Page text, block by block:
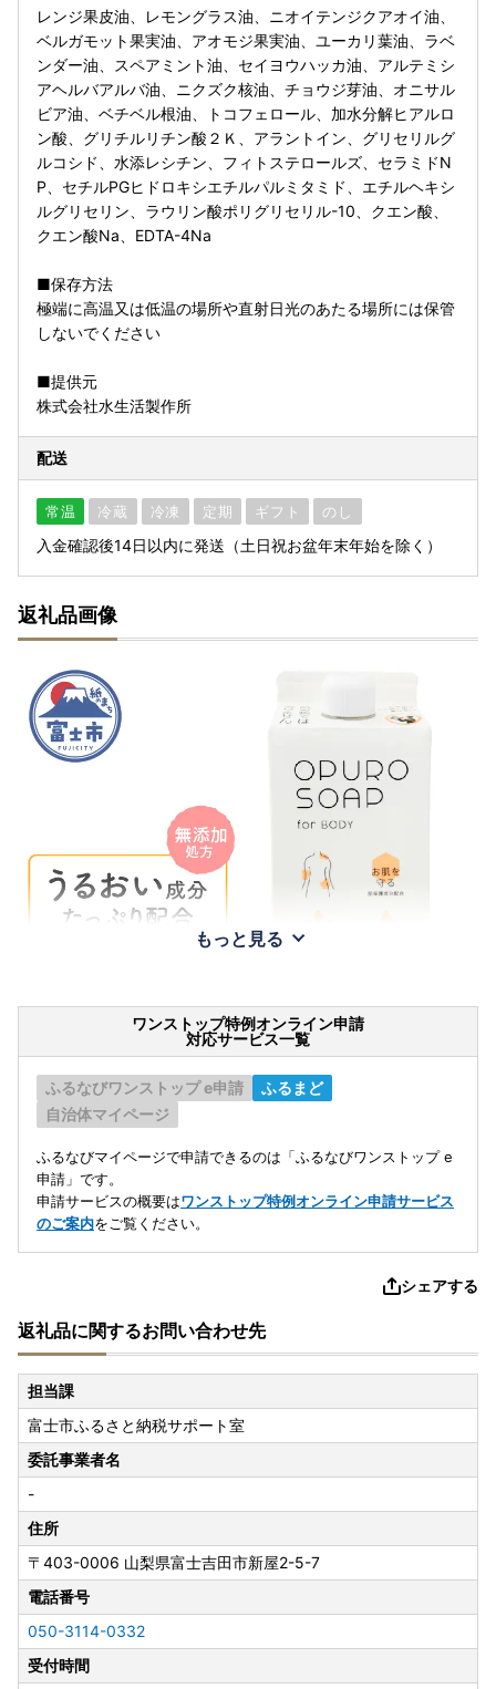
レンジ果皮油、レモングラス油、ニオイテンジクアオイ油、
ベルガモット果実油、アオモジ果実油、ユーカリ葉油、ラベ
ンダー油、スペアミント油、セイヨウハッカ油、アルテミシ
アヘルバアルバ油、ニクズク核油、チョウジ芽油、オニサル
ビア油、ベチベル根油、トコフェロール、加水分解ヒアルロ
ン酸、グリチルリチン酸２Ｋ、アラントイン、グリセリルグ
ルコシド、水添レシチン、フィトステロールズ、セラミドN
P、セチルPGヒドロキシエチルパルミタミド、エチルヘキシ
ルグリセリン、ラウリン酸ポリグリセリル-10、クエン酸、
クエン酸Na、EDTA-4Na
■保存方法
極端に高温又は低温の場所や直射日光のあたる場所には保管
しないでください
■提供元
株式会社水生活製作所
配送
常温 冷蔵 冷凍 定期 ギフト のし
入金確認後14日以内に発送（土日祝お盆年末年始を除く）
返礼品画像
もっと見る
ワンストップ特例オンライン申請
対応サービス一覧
ふるなびワンストップ e申請
ふるまど
自治体マイページ
ふるなびマイページで申請できるのは「ふるなびワンストップ e
申請」です。
申請サービスの概要はワンストップ特例オンライン申請サービス
のご案内をご覧ください。
シェアする
返礼品に関するお問い合わせ先
担当課
富士市ふるさと納税サポート室
委託事業者名
-
住所
〒403-0006 山梨県富士吉田市新屋2-5-7
電話番号
050-3114-0332
受付時間